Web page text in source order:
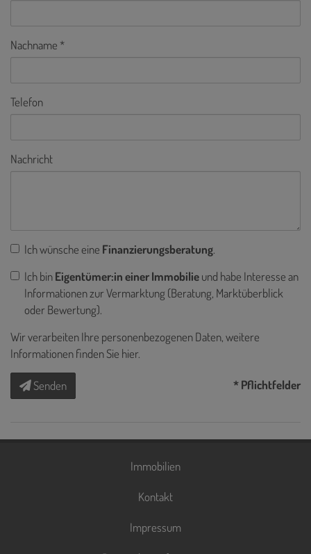
Nachname
Telefon
Nachricht
Ich wünsche eine Finanzierungsberatung.
Ich binEigentümer:in einer Immobilieund habe Interesse an
Informationen zur Vermarktung (Beratung, Marktüberblick
oder Bewertung).
Wir verarbeiten Ihre personenbezogenen Daten, weitere
Informationen finden Sie hier.
Senden * Pflichtfelder
Immobilien
Kontakt
Impressum